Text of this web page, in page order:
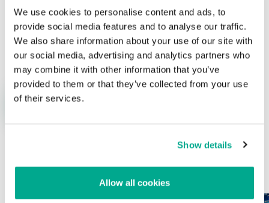
We use cookies to personalise content and ads, to
provide social media features and to analyse our traffic.
We also share information about your use of our site with
our social media, advertising and analytics partners who
may combine it with other information that you’ve
provided to them or that they’ve collected from your use
of their services.
Show details
Allow all cookies
Nombre* Correo electrónico *
ÚLTIMAS PUBLICACIONES